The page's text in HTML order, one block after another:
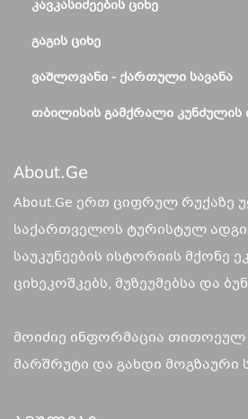
ᲙᲐᲕᲙᲐᲡᲘᲫᲔᲔᲑᲘᲡ ᲪᲘᲮᲔ
ᲒᲐᲒᲘᲡ ᲪᲘᲮᲔ
ᲕᲐᲨᲚᲝᲕᲐᲜᲘ - ᲥᲐᲠᲗᲣᲚᲘ ᲡᲐᲕᲐᲜᲐ
ᲗᲑᲘᲚᲘᲡᲘᲡ ᲒᲐᲛᲥᲠᲐᲚᲘ ᲙᲣᲜᲫᲣᲚᲘᲡ
About.ge
About.Ge ერთ ციფრულ რუქაზე
საქართველოს ტურისტულ
საუკუნეების ისტორიის მქონე
ციხეკოშკებს, მუზეუმებსა და
მოიძიე ინფორმაცია თითოეულ
მარშრუტი და გახდი მოგზაური